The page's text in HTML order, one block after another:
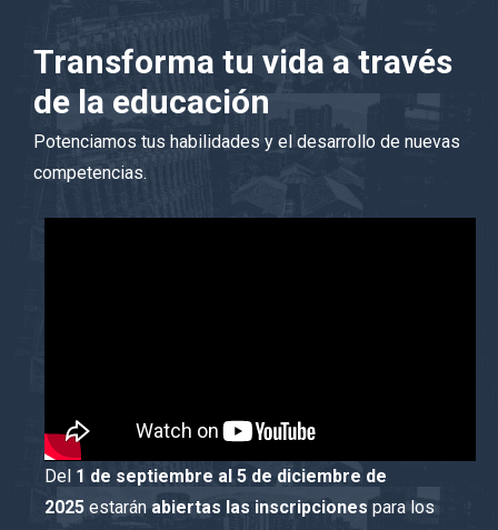
Transforma tu vida a través
de la educación
Potenciamos tus habilidades y el desarrollo de nuevas
competencias.
Del 1 de septiembre al 5 de diciembre de
2025 estarán abiertas las inscripciones para los